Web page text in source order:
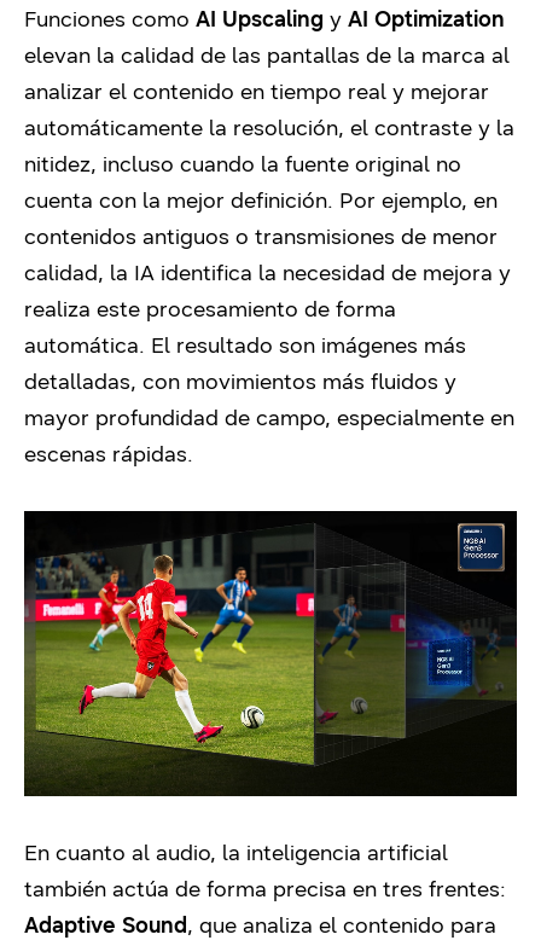
Funciones como AI Upscaling y AI Optimization
elevan la calidad de las pantallas de la marca al
analizar el contenido en tiempo real y mejorar
automáticamente la resolución, el contraste y la
nitidez, incluso cuando la fuente original no
cuenta con la mejor definición. Por ejemplo, en
contenidos antiguos o transmisiones de menor
calidad, la IA identifica la necesidad de mejora y
realiza este procesamiento de forma
automática. El resultado son imágenes más
detalladas, con movimientos más fluidos y
mayor profundidad de campo, especialmente en
escenas rápidas.
En cuanto al audio, la inteligencia artificial
también actúa de forma precisa en tres frentes:
Adaptive Sound, que analiza el contenido para